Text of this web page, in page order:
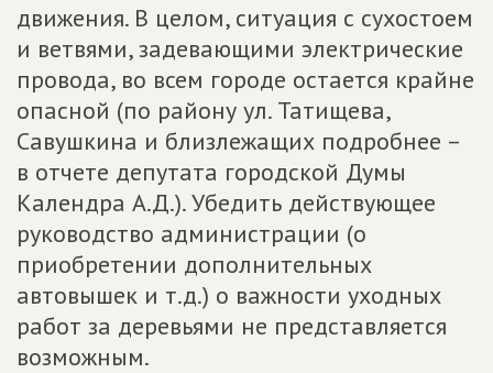
движения. В целом, ситуация с сухостоем
и ветвями, задевающими электрические
провода, во всем городе остается крайне
опасной (по району ул. Татищева,
Савушкина и близлежащих подробнее –
в отчете депутата городской Думы
Календра А.Д.). Убедить действующее
руководство администрации (о
приобретении дополнительных
автовышек и т.д.) о важности уходных
работ за деревьями не представляется
возможным.